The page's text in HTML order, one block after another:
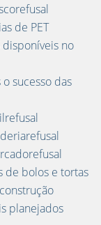
de PET
disponíveis no
sucesso das
de bolos e tortas
planejados